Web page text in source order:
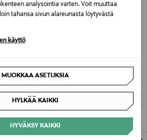
analysointia varten. Voit muuttaa
tahansa sivun alareunasta löytyvästä
käyttö
MUOKKAA ASETUKSIA
HYLKÄÄ KAIKKI
HYVÄKSY KAIKKI
ViUra V-neck -nilkkapituinen mekko
Discounted Price
21,90 € 54,99 €